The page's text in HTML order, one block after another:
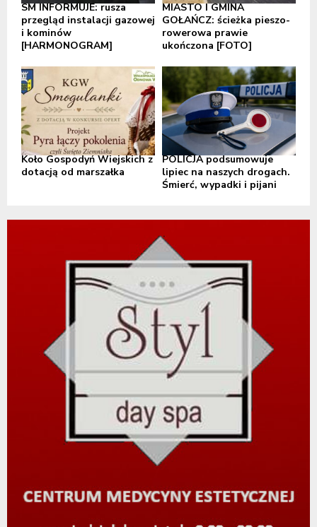
SM INFORMUJE: rusza
przegląd instalacji gazowej
i kominów
[HARMONOGRAM]
MIASTO I GMINA
GOŁAŃCZ: ścieżka pieszo-
rowerowa prawie
ukończona [FOTO]
Koło Gospodyń Wiejskich z
dotacją od marszałka
POLICJA podsumowuje
lipiec na naszych drogach.
Śmierć, wypadki i pijani